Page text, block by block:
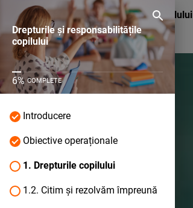
Drepturile și responsabilitățile
copilului
6% COMPLETE
Introducere
Obiective operaționale
1. Drepturile copilului
1.2. Citim și rezolvăm împreună
Drepturile și responsabilitățile copilului